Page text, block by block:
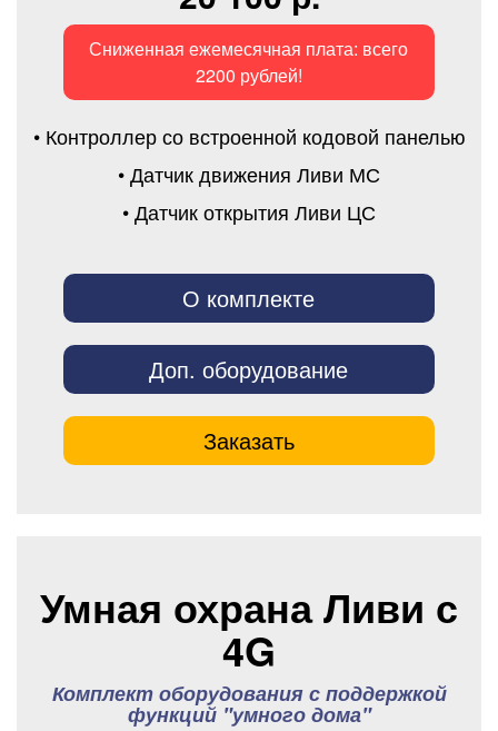
Сниженная ежемесячная плата: всего
2200 рублей!
• Контроллер со встроенной кодовой панелью
• Датчик движения Ливи МС
• Датчик открытия Ливи ЦС
О комплекте
Доп. оборудование
Заказать
Умная охрана Ливи с
4G
Комплект оборудования с поддержкой
функций "умного дома"